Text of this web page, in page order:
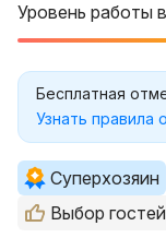
Уровень работы
Бесплатная
Узнать правила
Суперхозяин
Выбор